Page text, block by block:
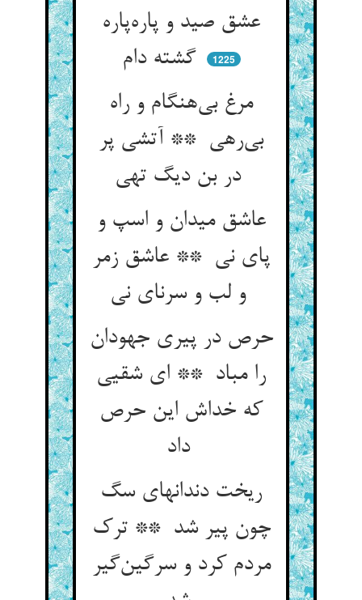
عشق صید و پاره‌پاره
گشته دام
1225
مرغ بی‌هنگام و راه
بی‌رهی ** آتشی پر
در بن دیگ تهی
عاشق میدان و اسپ و
پای نی ** عاشق زمر
و لب و سرنای نی
حرص در پیری جهودان
را مباد ** ای شقیی
که خداش این حرص
داد
ریخت دندانهای سگ
چون پیر شد ** ترک
مردم کرد و سرگین‌گیر